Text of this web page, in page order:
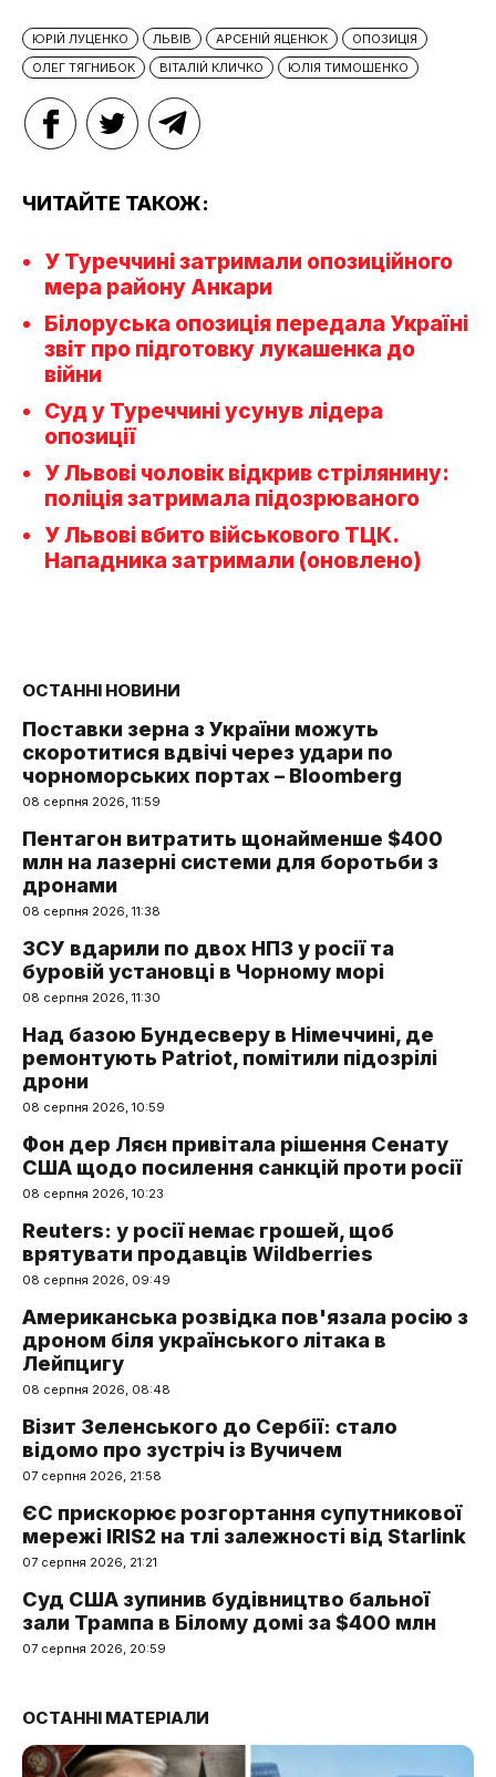
ЮРІЙ ЛУЦЕНКО ЛЬВІВ АРСЕНІЙ ЯЦЕНЮК
ОПОЗИЦІЯ
ОЛЕГ ТЯГНИБОК
ВІТАЛІЙ КЛИЧКО ЮЛІЯ ТИМОШЕНКО
ЧИТАЙТЕ ТАКОЖ:
У Туреччині затримали опозиційного
мера району Анкари
Білоруська опозиція передала Україні
звіт про підготовку лукашенка до
війни
Суд у Туреччині усунув лідера
опозиції
У Львові чоловік відкрив стрілянину:
поліція затримала підозрюваного
У Львові вбито військового ТЦК.
Нападника затримали (оновлено)
ОСТАННІ НОВИНИ
Поставки зерна з України можуть
скоротитися вдвічі через удари по
чорноморських портах – Bloomberg
08 серпня 2026, 11:59
Пентагон витратить щонайменше $400
млн на лазерні системи для боротьби з
дронами
08 серпня 2026, 11:38
ЗСУ вдарили по двох НПЗ у росії та
буровій установці в Чорному морі
08 серпня 2026, 11:30
Над базою Бундесверу в Німеччині, де
ремонтують Patriot, помітили підозрілі
дрони
08 серпня 2026, 10:59
Фон дер Ляєн привітала рішення Сенату
США щодо посилення санкцій проти росії
08 серпня 2026, 10:23
Reuters: у росії немає грошей, щоб
врятувати продавців Wildberries
08 серпня 2026, 09:49
Американська розвідка пов'язала росію з
дроном біля українського літака в
Лейпцигу
08 серпня 2026, 08:48
Візит Зеленського до Сербії: стало
відомо про зустріч із Вучичем
07 серпня 2026, 21:58
ЄС прискорює розгортання супутникової
мережі IRIS2 на тлі залежності від Starlink
07 серпня 2026, 21:21
Суд США зупинив будівництво бальної
зали Трампа в Білому домі за $400 млн
07 серпня 2026, 20:59
ОСТАННІ МАТЕРІАЛИ